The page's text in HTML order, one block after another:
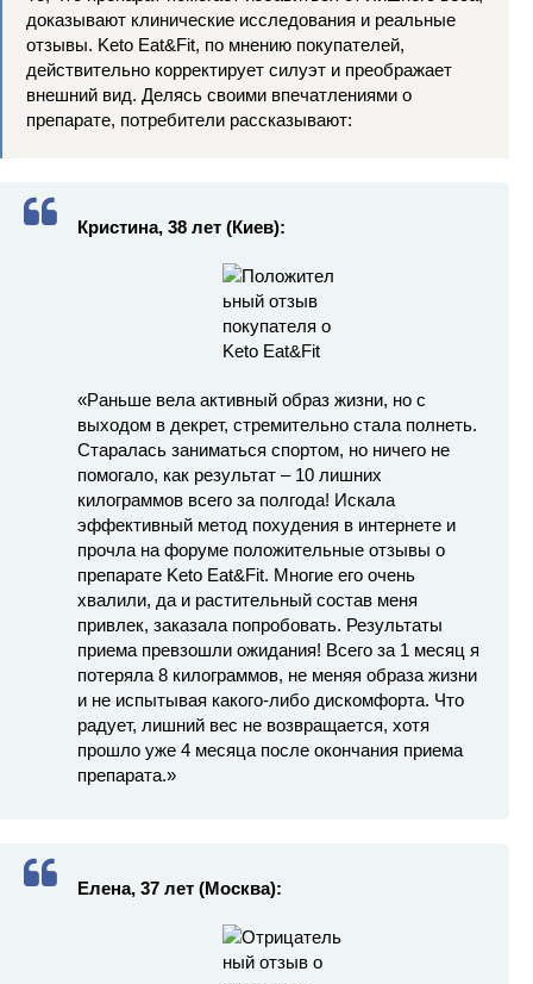
доказывают клинические исследования и реальные
отзывы. Keto Eat&Fit, по мнению покупателей,
действительно корректирует силуэт и преображает
внешний вид. Делясь своими впечатлениями о
препарате, потребители рассказывают:
Кристина, 38 лет (Киев):
«Раньше вела активный образ жизни, но с
выходом в декрет, стремительно стала полнеть.
Старалась заниматься спортом, но ничего не
помогало, как результат – 10 лишних
килограммов всего за полгода! Искала
эффективный метод похудения в интернете и
прочла на форуме положительные отзывы о
препарате Keto Eat&Fit. Многие его очень
хвалили, да и растительный состав меня
привлек, заказала попробовать. Результаты
приема превзошли ожидания! Всего за 1 месяц я
потеряла 8 килограммов, не меняя образа жизни
и не испытывая какого-либо дискомфорта. Что
радует, лишний вес не возвращается, хотя
прошло уже 4 месяца после окончания приема
препарата.»
Елена, 37 лет (Москва):